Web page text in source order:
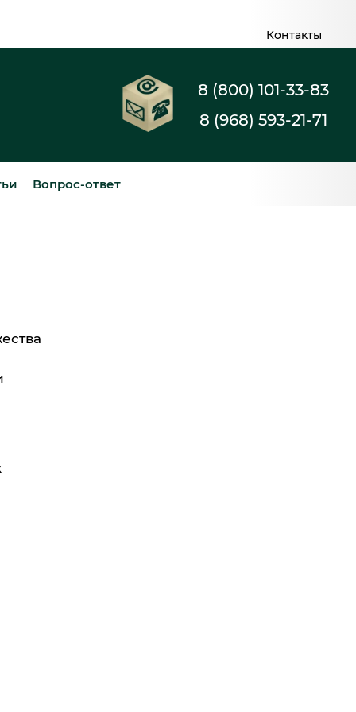
Контакты
8 (800) 101-33-83
8 (968) 593-21-71
Вопрос-ответ